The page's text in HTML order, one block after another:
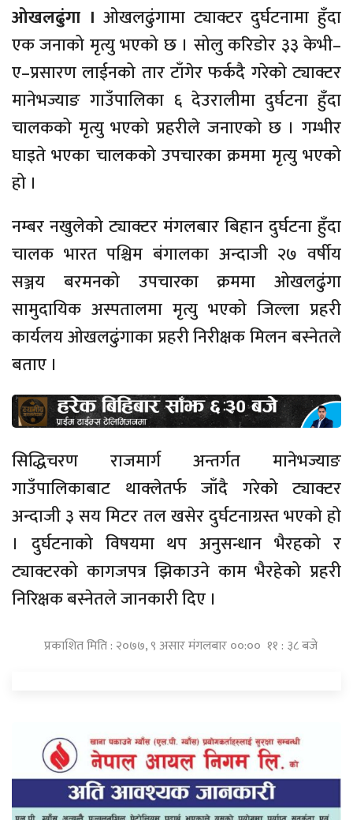
ओखलढुंगा ।ओखलढुंगामा ट्याक्टर दुर्घटनामा हुँदा
एक जनाको मृत्यु भएको छ । सोलु करिडोर ३३ केभी–
ए–प्रसारण लाईनको तार टाँगेर फर्कदै गरेको ट्याक्टर
मानेभज्याङ गाउँपालिका ६ देउरालीमा दुर्घटना हुँदा
चालकको मृत्यु भएको प्रहरीले जनाएको छ । गम्भीर
घाइते भएका चालकको उपचारका क्रममा मृत्यु भएको
हो ।
नम्बर नखुलेको ट्याक्टर मंगलबार बिहान दुर्घटना हुँदा
चालक भारत पश्चिम बंगालका अन्दाजी २७ वर्षीय
सञ्जय बरमनको उपचारका क्रममा ओखलढुंगा
सामुदायिक अस्पतालमा मृत्यु भएको जिल्ला प्रहरी
कार्यलय ओखलढुंगाका प्रहरी निरीक्षक मिलन बस्नेतले
बताए ।
सिद्धिचरण राजमार्ग अन्तर्गत मानेभज्याङ
गाउँपालिकाबाट थाक्लेतर्फ जाँदै गरेको ट्याक्टर
अन्दाजी ३ सय मिटर तल खसेर दुर्घटनाग्रस्त भएको हो
। दुर्घटनाको विषयमा थप अनुसन्धान भैरहको र
ट्याक्टरको कागजपत्र झिकाउने काम भैरहेको प्रहरी
निरिक्षक बस्नेतले जानकारी दिए ।
प्रकाशित मिति : २०७७, ९ असार मंगलबार ००:०० ११ : ३८ बजे